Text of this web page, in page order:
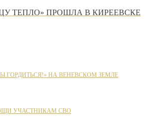
ТЕПЛО» ПРОШЛА В КИРЕЕВСКЕ
ГОРДИТЬСЯ!» НА ВЕНЕВСКОМ ЗЕМЛЕ
УЧАСТНИКАМ СВО